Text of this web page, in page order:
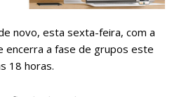
novo, esta sexta-feira, com a
encerra a fase de grupos este
18 horas.